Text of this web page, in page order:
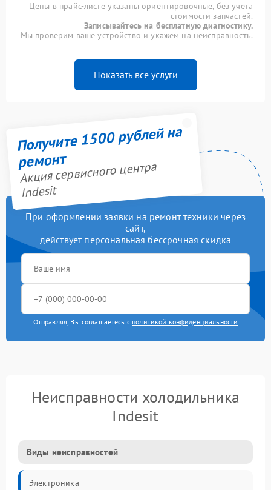
Цены в прайс-листе указаны ориентировочные, без учета
стоимости запчастей.
Записывайтесь на бесплатную диагностику.
Мы проверим ваше устройство и укажем на неисправность.
Показать все услуги
Получите 1500 рублей на
ремонт
Акция сервисного центра
Indesit
При оформлении заявки на ремонт техники через
сайт,
действует персональная бессрочная скидка
Отправляя, Вы соглашаетесь с политикой конфиденциальности
Неисправности холодильника
Indesit
Виды неисправностей
Электроника